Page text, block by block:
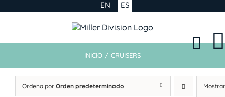
ES
EN
INICIO / CRUISERS
Ordena por Orden predeterminado